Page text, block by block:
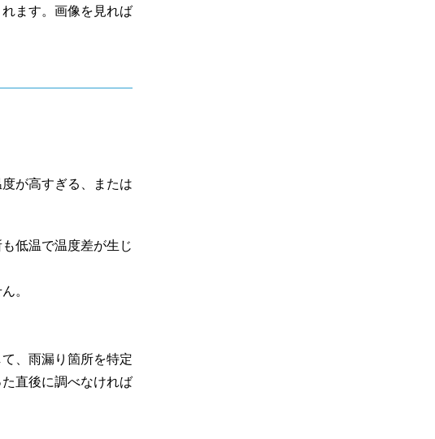
ます。画像を見れば
が高すぎる、または
低温で温度差が生じ
。
、雨漏り箇所を特定
直後に調べなければ